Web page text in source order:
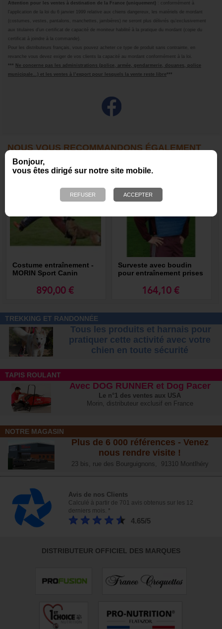
Bonjour,
vous êtes dirigé sur notre site mobile.
Attention pour les ventes à destination de la France (uniquement)
: conformément à
l’application de la loi du 6 janvier 1999 relative aux chiens dangereux, les matériels de mordant
(costumes, vestes, pantalons, manchettes, jambières) ne seront plus délivrés qu’exclusivement
aux titulaires d’un certificat de capacité de moniteur habilité à la pratique du mordant (copie du
certificat à joindre à la commande).
Pour les distributeurs français, vous pouvez acheter ce type de produit sans contrainte, en
revanche vous devez exiger de vos clients la capacité au mordant conformément à la loi.
*** Ne concerne pas les administrations (police, armée, gendarmerie, douanes, police
municipale...) et les ventes à l’ex port pour lesquels la vente reste libre***
NOUS VOUS RECOMMANDONS ÉGALEMENT
Costume entraînement -
MORIN Sport Canin
890,00 €
Surveste avec boudin
pour entraînement prises
164,10 €
TREKKING ET RANDONNÉE
Tous les produits et harnais pour
pratiquer cette activité avec votre
chien en toute sécurité
TAPIS ROULANT
Avec DOG RUNNER et Dog Pacer
Le n°1 des ventes aux USA
Morin, distributeur exclusif en France
NOTRE MAGASIN
Plus de 6 000 références - Venez
nous rendre visite !
23 bis, rue des Bourguignons, 91310 Montlhéry
Avis de nos Clients
Calculé à partir de 701 avis obtenus sur les 12
derniers mois. *
4.65/5
DISTRIBUTEUR OFFICIEL DES MARQUES